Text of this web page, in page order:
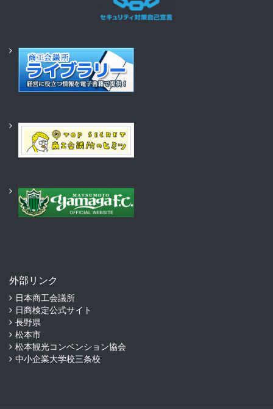
外部リンク
日本商工会議所
日商検定公式サイト
長野県
松本市
松本観光コンベンション協会
中小企業大学校三条校